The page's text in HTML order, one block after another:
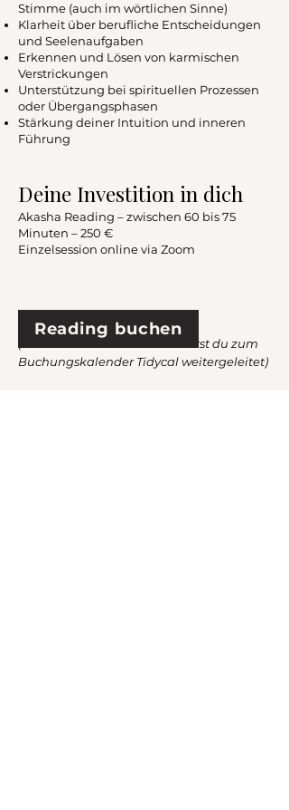
Stimme (auch im wörtlichen Sinne)
Klarheit über berufliche Entscheidungen
und Seelenaufgaben
Erkennen und Lösen von karmischen
Verstrickungen
Unterstützung bei spirituellen Prozessen
oder Übergangsphasen
Stärkung deiner Intuition und inneren
Führung
Deine Investition in dich
Akasha Reading – zwischen 60 bis 75
Minuten – 250 €
Einzelsession online via Zoom
(Beim Klick auf den Button wirst du zum
Buchungskalender Tidycal weitergeleitet)
Reading buchen